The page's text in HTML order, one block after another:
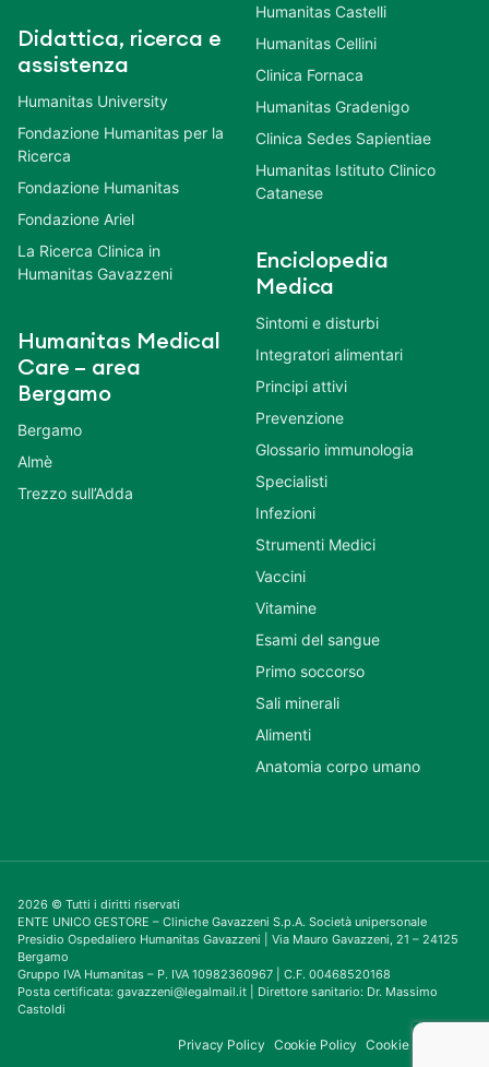
Didattica, ricerca e
assistenza
Humanitas University
Fondazione Humanitas per la
Ricerca
Fondazione Humanitas
Fondazione Ariel
La Ricerca Clinica in
Humanitas Gavazzeni
Humanitas Medical
Care – area
Bergamo
Bergamo
Almè
Trezzo sull’Adda
Humanitas Castelli
Humanitas Cellini
Clinica Fornaca
Humanitas Gradenigo
Clinica Sedes Sapientiae
Humanitas Istituto Clinico
Catanese
Enciclopedia
Medica
Sintomi e disturbi
Integratori alimentari
Principi attivi
Prevenzione
Glossario immunologia
Specialisti
Infezioni
Strumenti Medici
Vaccini
Vitamine
Esami del sangue
Primo soccorso
Sali minerali
Alimenti
Anatomia corpo umano
2026 © Tutti i diritti riservati
ENTE UNICO GESTORE – Cliniche Gavazzeni S.p.A. Società unipersonale
Presidio Ospedaliero Humanitas Gavazzeni | Via Mauro Gavazzeni, 21 – 24125
Bergamo
Gruppo IVA Humanitas – P. IVA 10982360967 | C.F. 00468520168
Posta certificata: gavazzeni@legalmail.it | Direttore sanitario: Dr. Massimo
Castoldi
Privacy Policy Cookie Policy Cookie Consent